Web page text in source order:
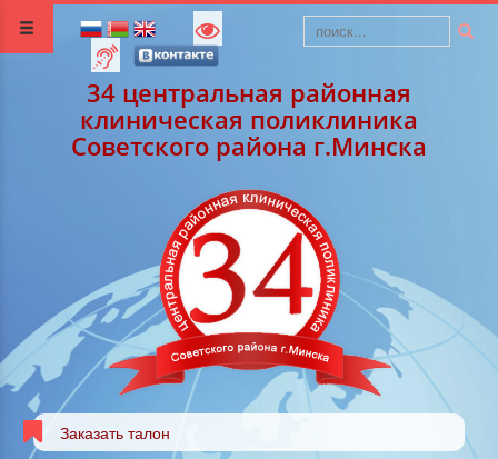
34 центральная районная
клиническая поликлиника
Советского района г.Минска
Заказать талон